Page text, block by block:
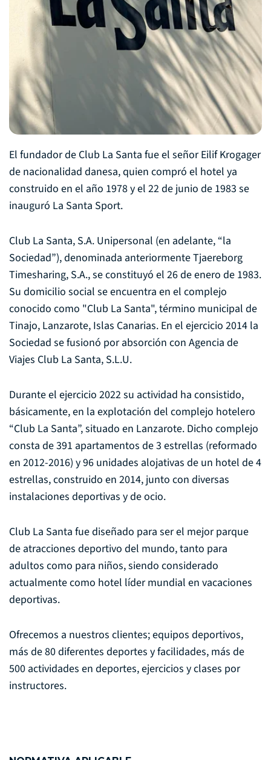
El fundador de Club La Santa fue el señor Eilif Krogager
de nacionalidad danesa, quien compró el hotel ya
construido en el año 1978 y el 22 de junio de 1983 se
inauguró La Santa Sport.
Club La Santa, S.A. Unipersonal (en adelante, “la
Sociedad”), denominada anteriormente Tjaereborg
Timesharing, S.A., se constituyó el 26 de enero de 1983.
Su domicilio social se encuentra en el complejo
conocido como "Club La Santa", término municipal de
Tinajo, Lanzarote, Islas Canarias. En el ejercicio 2014 la
Sociedad se fusionó por absorción con Agencia de
Viajes Club La Santa, S.L.U.
Durante el ejercicio 2022 su actividad ha consistido,
básicamente, en la explotación del complejo hotelero
“Club La Santa”, situado en Lanzarote. Dicho complejo
consta de 391 apartamentos de 3 estrellas (reformado
en 2012-2016) y 96 unidades alojativas de un hotel de 4
estrellas, construido en 2014, junto con diversas
instalaciones deportivas y de ocio.
Club La Santa fue diseñado para ser el mejor parque
de atracciones deportivo del mundo, tanto para
adultos como para niños, siendo considerado
actualmente como hotel líder mundial en vacaciones
deportivas.
Ofrecemos a nuestros clientes; equipos deportivos,
más de 80 diferentes deportes y facilidades, más de
500 actividades en deportes, ejercicios y clases por
instructores.